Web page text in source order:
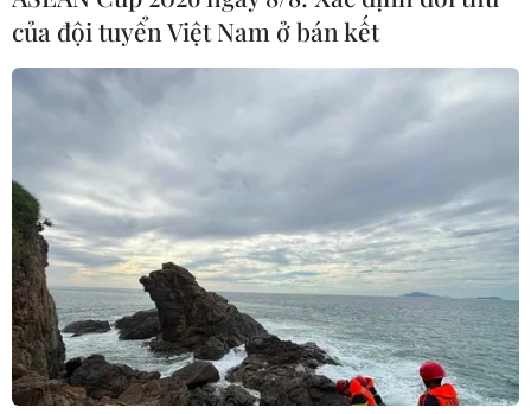
Việt Nam và Đức có nhiều tiềm năng hợp
tác trong lĩnh vực nông nghiệp
17/05/2025 04:41
Xét về cơ cấu kinh tế-thương mại, Việt Nam và Đức có
tính bổ trợ rất cao và đây là một lợi thế để các bên tăng
cường phối hợp chính sách, thúc đẩy hơn nữa thương
mại hai chiều.
của đội tuyển Việt Nam ở bán kết